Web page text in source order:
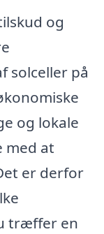
og
solceller på
og lokale
med at
er derfor
træffer en